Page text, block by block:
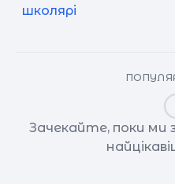
школярі
Зачекайте, поки ми